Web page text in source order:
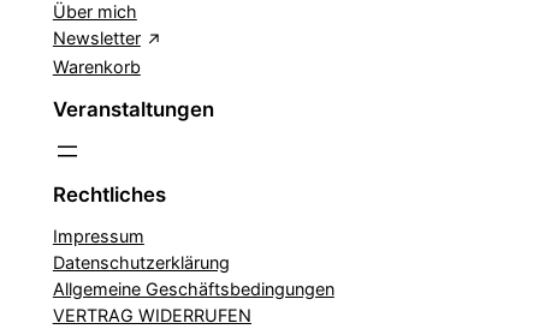
Über mich
Newsletter
Warenkorb
Veranstaltungen
Rechtliches
Impressum
Datenschutzerklärung
Allgemeine Geschäftsbedingungen
VERTRAG WIDERRUFEN